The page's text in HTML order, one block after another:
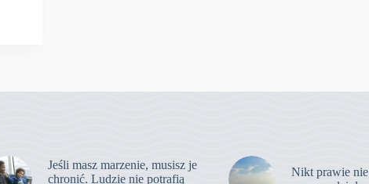
Jeśli masz marzenie, musisz je
chronić. Ludzie nie potrafią
Nikt prawie